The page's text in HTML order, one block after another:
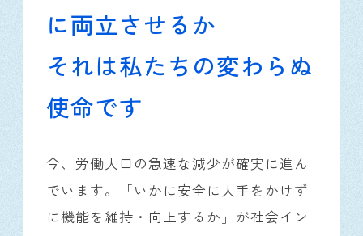
に両立させるか
それは私たちの変わらぬ
使命です
今、労働人口の急速な減少が確実に進ん
でいます。「いかに安全に人手をかけず
に機能を維持・向上するか」が社会イン